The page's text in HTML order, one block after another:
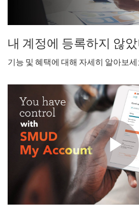
내 계정에 등록하지 않
기능 및 혜택에 대해 자세히 알아보세